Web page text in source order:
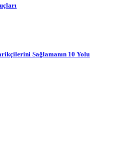
Sağlamanın 10 Yolu